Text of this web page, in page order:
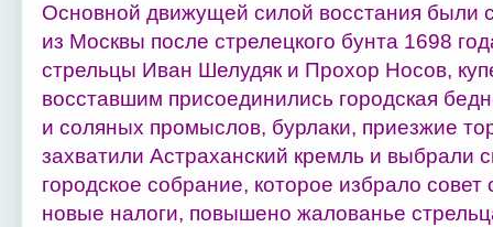
Основной движущей силой восстания были
из Москвы после стрелецкого бунта 1698
стрельцы Иван Шелудяк и Прохор Носов,
восставшим присоединились городская
и соляных промыслов, бурлаки, приезжие
захватили Астраханский кремль и выбрали
городское собрание, которое избрало
новые налоги, повышено жалованье